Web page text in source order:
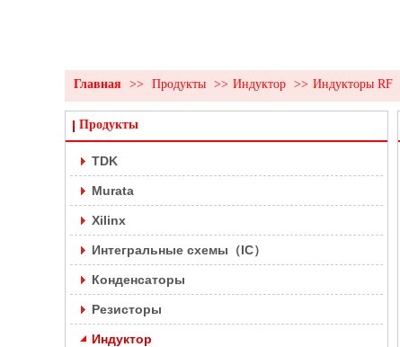
Главная >> Продукты >> Индуктор >> Индукторы RF
Продукты
TDK
Murata
Xilinx
Интегральные схемы（IC）
Конденсаторы
Резисторы
Индуктор